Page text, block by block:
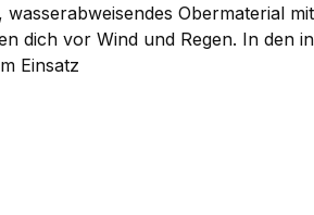
Obermaterial
dich vor Wind und Regen. In den
Einsatz